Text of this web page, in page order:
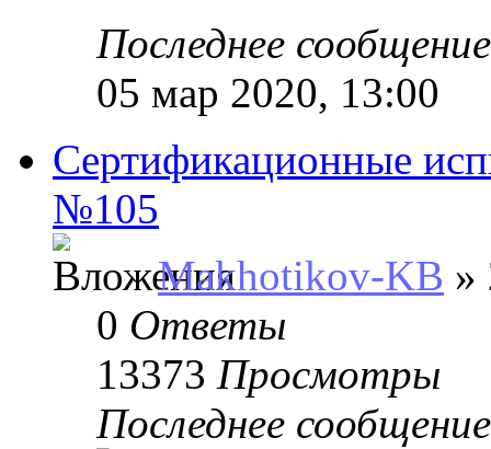
Последнее
05 мар 2020, 13:00
Сертификационные
№105
Makhotikov-KB »
0 Ответы
13373 Просмотры
Последнее